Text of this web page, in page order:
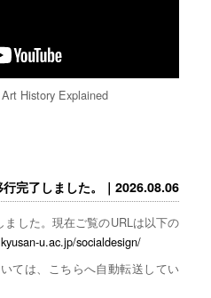
History Explained
完了しました。｜2026.08.06
した。現在ご覧のURLは以下の
u.ac.jp/socialdesign/
ては、こちらへ自動転送してい